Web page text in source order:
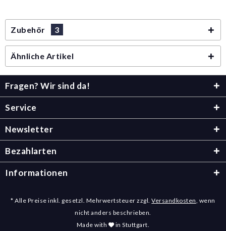
Zubehör 3
Ähnliche Artikel
Fragen? Wir sind da!
Service
Newsletter
Bezahlarten
Informationen
* Alle Preise inkl. gesetzl. Mehrwertsteuer zzgl.Versandkosten , wenn
nicht anders beschrieben.
Made with
in Stuttgart.